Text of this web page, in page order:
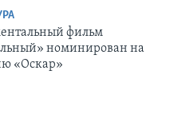
фильм
номинирован на
«Оскар»